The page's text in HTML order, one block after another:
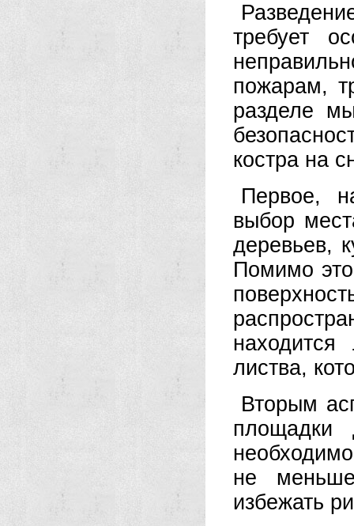
требует
пожарам,
разделе
костра на
Первое,
выбор
деревьев,
Помимо
листва,
Вторым
площадки
не
избежать